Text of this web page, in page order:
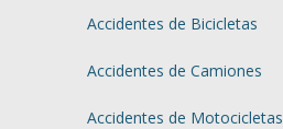
Accidentes de Bicicletas
Accidentes de Camiones
Accidentes de Motocicletas